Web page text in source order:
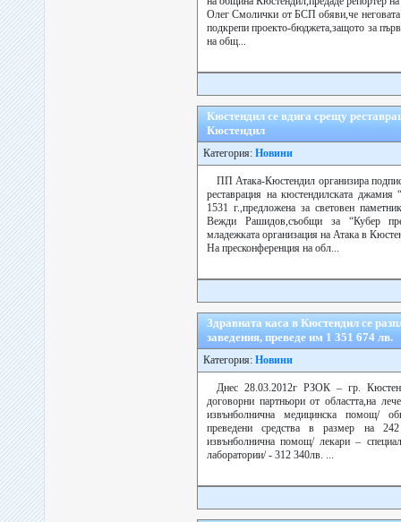
Олег Смолички от БСП обяви,че неговата
подкрепи проекто-бюджета,защото за
на общ...
Кюстендил се вдига срещу
Кюстендил
Категория: Новини
ПП Атака-Кюстендил организира
реставрация на кюстендилската джамия
1531 г.,предложена за световен
Вежди Рашидов,съобщи за “Кубер
младежката организация на Атака в
На пресконференция на обл...
Здравната каса в Кюстендил се
заведения, преведе им 1 351 674 лв.
Категория: Новини
Днес 28.03.2012г РЗОК – гр.
договорни партньори от областта,на
извънболнична медицинска помощ/
преведени средства в размер на
извънболнична помощ/ лекари –
лаборатории/ - 312 340лв. ...